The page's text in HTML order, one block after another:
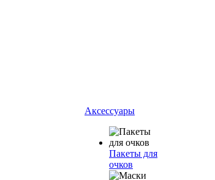
Аксессуары
Пакеты для
очков